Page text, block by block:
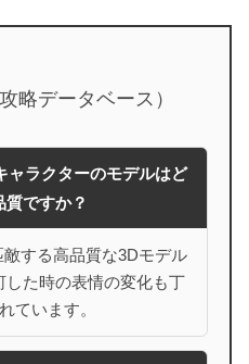
略データベース）
ャラクターのモデルはど
質ですか？
する高品質な3Dモデル
た時の表情の変化も丁
ています。